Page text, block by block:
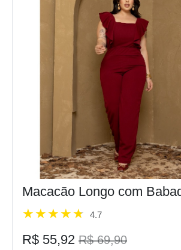
Macacão Longo com
4.7
R$ 55,92 R$ 69,90